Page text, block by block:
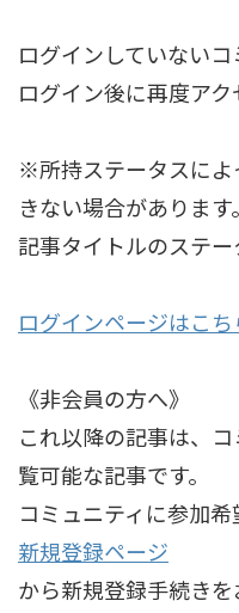
ログインしていないコ
ログイン後に再度アク
※所持ステータスによ
きない場合があります。
記事タイトルのステー
ログインページはこち
《非会員の方へ》
これ以降の記事は、
覧可能な記事です。
コミュニティに参加
新規登録ページ
から新規登録手続きを